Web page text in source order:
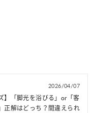
2026/04/07
】「脚光を浴びる」or「客
正解はどっち？間違えられ